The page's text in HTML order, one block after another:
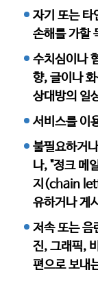
자기 또는 타
손해를 가할
수치심이나
향, 글이나
상대방의 일
서비스를 이
불필요하거
나, "정크 메
지(chain
유하거나 게
저속 또는 음
진, 그래픽,
편으로 보내